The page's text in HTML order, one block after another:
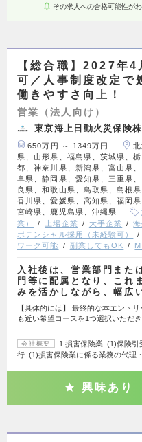
その求人への合格可能性が
【総合職】2027年4
可／人事制度改定で
働きやすさ向上！
営業（法人向け）
東京海上日動火災保険
650万円 ～ 1349万円
県、山形県、福島県、茨城県、
都、神奈川県、新潟県、富山県
阜県、静岡県、愛知県、三重県
良県、和歌山県、鳥取県、島根
香川県、愛媛県、高知県、福岡
宮崎県、鹿児島県、沖縄県
業）
上場企業 大手企業
ポテンシャル採用（未経験可）
ワーク可能
副業してもOK
入社後は、営業部門また
門等に配属となり、これ
みを活かしながら、幅広
【具体的には】 最終的な本エント
も近い希望コースを1つ選択いただ
会社概要
1.損害保険業 (1)保険
行 (1)損害保険業に係る業務の代理
興味あり